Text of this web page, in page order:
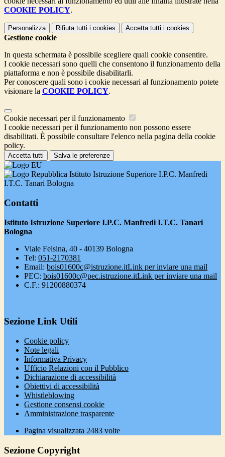
COOKIE POLICY.
Personalizza Rifiuta tutti i cookies Accetta tutti i cookies
Gestione cookie
In questa schermata è possibile scegliere quali cookie consentire.
I cookie necessari sono quelli che consentono il funzionamento della
piattaforma e non è possibile disabilitarli.
Per conoscere quali sono i cookie necessari al funzionamento potete
visionare la COOKIE POLICY.
Cookie necessari per il funzionamento
I cookie necessari per il funzionamento non possono essere
disabilitati. È possibile consultare l'elenco nella pagina della cookie
policy.
Accetta tutti Salva le preferenze
Istituto Istruzione Superiore I.P.C. Manfredi
I.T.C. Tanari Bologna
Contatti
Istituto Istruzione Superiore I.P.C. Manfredi I.T.C. Tanari
Bologna
Viale Felsina, 40 - 40139 Bologna
Tel: 051-2170381
Email: bois01600c@istruzione.itLink per inviare una mail
PEC: bois01600c@pec.istruzione.itLink per inviare una mail
C.F.: 91200880374
Sezione Link Utili
Cookie policy
Note legali
Informativa Privacy
Ufficio Relazioni con il Pubblico
Dichiarazione di accessibilità
Obiettivi di accessibilità
Whistleblowing
Gestione consensi cookie
Amministrazione trasparente
Pagina visualizzata 2483 volte
Sezione Copyright